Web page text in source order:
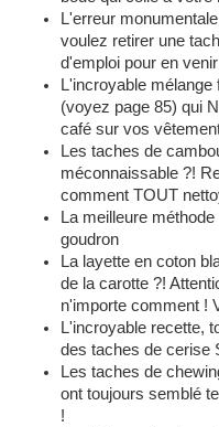
L'erreur
voulez retirer une
d'emploi pour en
L'incroyable mélange
(voyez page 85) qui
café sur vos
Les taches de
méconnaissable ?!
comment TOUT
La meilleure
goudron
La layette en coton
de la carotte ?!
n'importe comment !
L'incroyable recette,
des taches de cerise
Les taches de
ont toujours semblé
!